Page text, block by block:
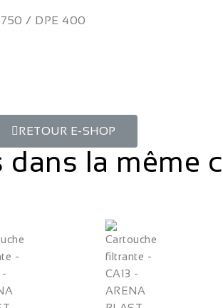
/ DPE 400
RETOUR E-SHOP
la même